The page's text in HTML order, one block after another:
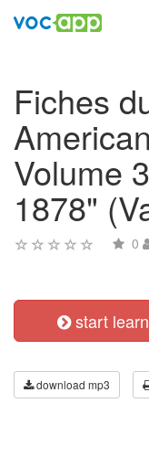
Fiches
Volume
1878"
0
start
download mp3